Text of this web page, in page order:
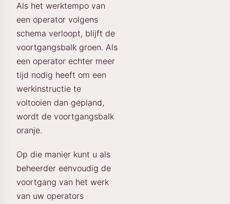
Als het werktempo van
een operator volgens
schema verloopt, blijft de
voortgangsbalk groen. Als
een operator echter meer
tijd nodig heeft om een
werkinstructie te
voltooien dan gepland,
wordt de voortgangsbalk
oranje.
Op die manier kunt u als
beheerder eenvoudig de
voortgang van het werk
van uw operators